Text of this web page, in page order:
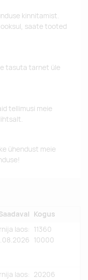
kinnitamist.
saate tooted
tasuta tarnet üle
tellimusi meie
ühendust meie
Kogus
laos: 11360
10000
laos: 20206